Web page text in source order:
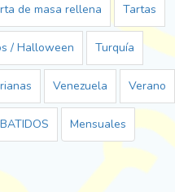
de masa rellena Tartas
/ Halloween Turquía
Venezuela Verano
Mensuales